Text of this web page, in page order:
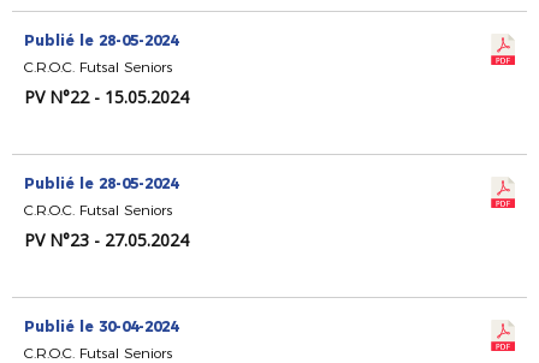
Publié le 28-05-2024
C.R.O.C. Futsal Seniors
PV N°22 - 15.05.2024
Publié le 28-05-2024
C.R.O.C. Futsal Seniors
PV N°23 - 27.05.2024
Publié le 30-04-2024
C.R.O.C. Futsal Seniors